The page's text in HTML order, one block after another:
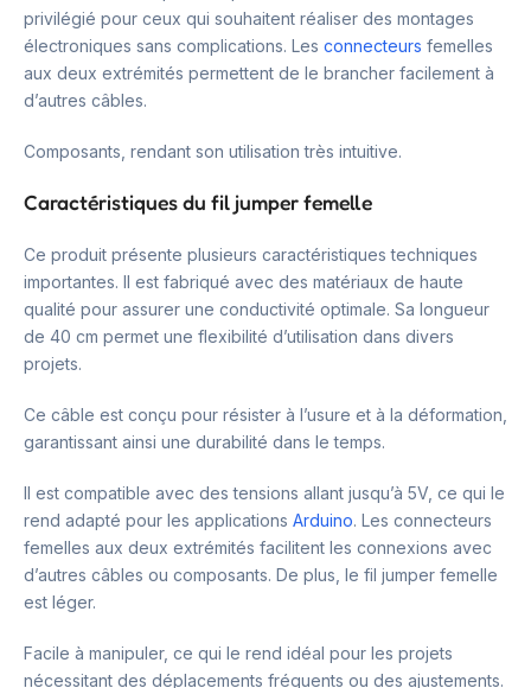
privilégié pour ceux qui souhaitent réaliser des montages
électroniques sans complications. Les connecteurs femelles
aux deux extrémités permettent de le brancher facilement à
d’autres câbles.
Composants, rendant son utilisation très intuitive.
Caractéristiques du fil jumper femelle
Ce produit présente plusieurs caractéristiques techniques
importantes. Il est fabriqué avec des matériaux de haute
qualité pour assurer une conductivité optimale. Sa longueur
de 40 cm permet une flexibilité d’utilisation dans divers
projets.
Ce câble est conçu pour résister à l’usure et à la déformation,
garantissant ainsi une durabilité dans le temps.
Il est compatible avec des tensions allant jusqu’à 5V, ce qui le
rend adapté pour les applications Arduino. Les connecteurs
femelles aux deux extrémités facilitent les connexions avec
d’autres câbles ou composants. De plus, le fil jumper femelle
est léger.
Facile à manipuler, ce qui le rend idéal pour les projets
nécessitant des déplacements fréquents ou des ajustements.